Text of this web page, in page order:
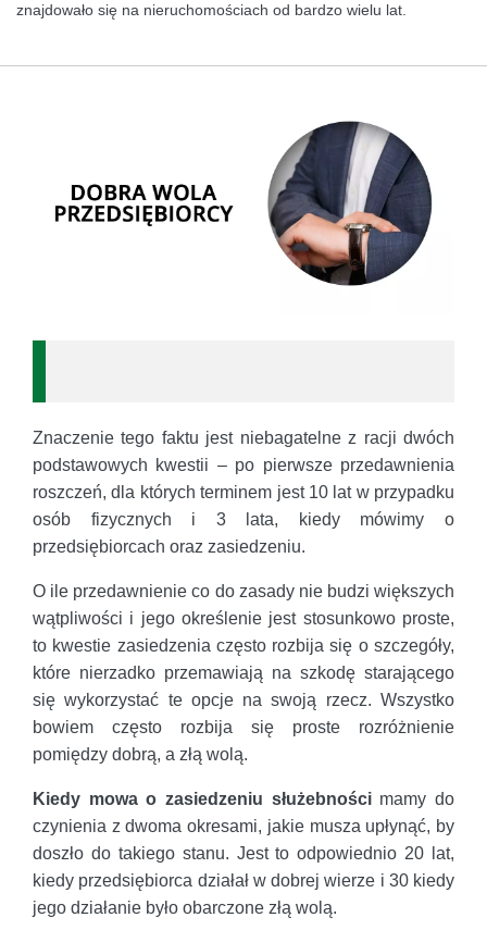
znajdowało się na nieruchomościach od bardzo wielu lat.
Znaczenie tego faktu jest niebagatelne z racji dwóch
podstawowych kwestii – po pierwsze przedawnienia
roszczeń, dla których terminem jest 10 lat w przypadku
osób fizycznych i 3 lata, kiedy mówimy o
przedsiębiorcach oraz zasiedzeniu.
O ile przedawnienie co do zasady nie budzi większych
wątpliwości i jego określenie jest stosunkowo proste,
to kwestie zasiedzenia często rozbija się o szczegóły,
które nierzadko przemawiają na szkodę starającego
się wykorzystać te opcje na swoją rzecz. Wszystko
bowiem często rozbija się proste rozróżnienie
pomiędzy dobrą, a złą wolą.
Kiedy mowa o zasiedzeniu służebnościmamy do
czynienia z dwoma okresami, jakie musza upłynąć, by
doszło do takiego stanu. Jest to odpowiednio 20 lat,
kiedy przedsiębiorca działał w dobrej wierze i 30 kiedy
jego działanie było obarczone złą wolą.